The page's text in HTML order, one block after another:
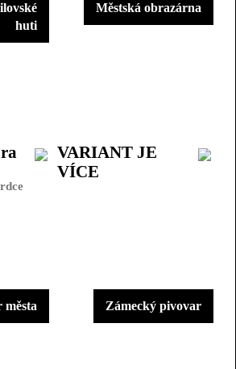
huti
Městská obrazárna
VARIANT JE
VÍCE
města Zámecký pivovar